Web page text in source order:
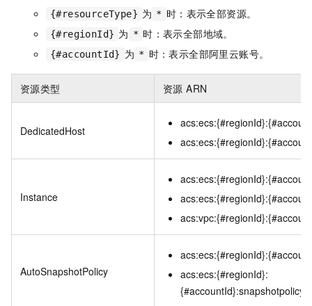
{#resourceType} 为 * 时：表示全部资源。
{#regionId} 为 * 时：表示全部地域。
{#accountId} 为 * 时：表示全部阿里云账号。
资源类型 资源 ARN
DedicatedHost
Instance
AutoSnapshotPolicy
acs:ecs:{#regionId}:
{#accountId}:snapshotpolicy/